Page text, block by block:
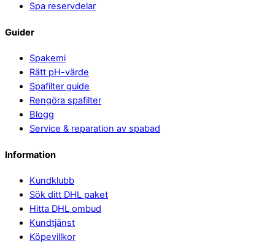
Spa reservdelar
Guider
Spakemi
Rätt pH-värde
Spafilter guide
Rengöra spafilter
Blogg
Service & reparation av spabad
Information
Kundklubb
Sök ditt DHL paket
Hitta DHL ombud
Kundtjänst
Köpevillkor